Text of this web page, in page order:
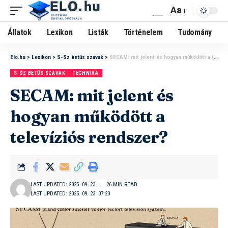
Aa
Állatok Lexikon Listák Történelem Tudomány
Elo.hu > Lexikon > S-Sz betűs szavak > SECAM: mit jelent és hogyan működött a televíziós rendszer?
S-SZ BETŰS SZAVAK TECHNIKA
SECAM: mit jelent és
hogyan működött a
televíziós rendszer?
LAST UPDATED: 2025. 09. 23. 07:23
LAST UPDATED: 2025. 09. 23. 26 MIN READ